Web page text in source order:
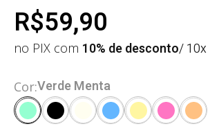
R$59,90
no PIX com 10% de desconto/ 10x
Cor:Verde Menta